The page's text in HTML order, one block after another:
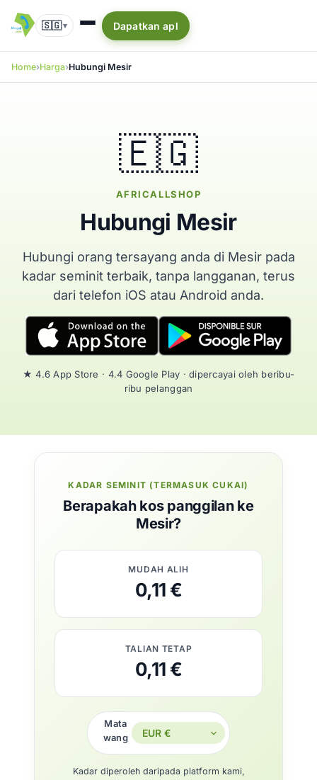
🇸🇬▾ Dapatkan apl
Home Harga Hubungi Mesir
🇪🇬
AFRICALLSHOP
Hubungi Mesir
Hubungi orang tersayang anda di Mesir pada
kadar seminit terbaik, tanpa langganan, terus
dari telefon iOS atau Android anda.
★ 4.6 App Store · 4.4 Google Play · dipercayai oleh beribu-
ribu pelanggan
KADAR SEMINIT (TERMASUK CUKAI)
Berapakah kos panggilan ke
Mesir?
MUDAH ALIH
0,11 €
TALIAN TETAP
0,11 €
Mata
wang
Kadar diperoleh daripada platform kami,